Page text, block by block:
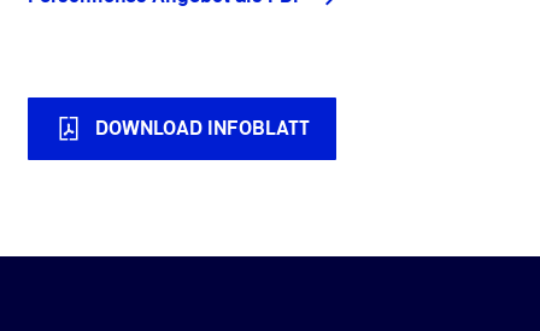
DOWNLOAD INFOBLATT